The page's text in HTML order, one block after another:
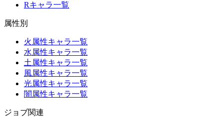
Rキャラ一覧
属性別
火属性キャラ一覧
水属性キャラ一覧
土属性キャラ一覧
風属性キャラ一覧
光属性キャラ一覧
闇属性キャラ一覧
ジョブ関連